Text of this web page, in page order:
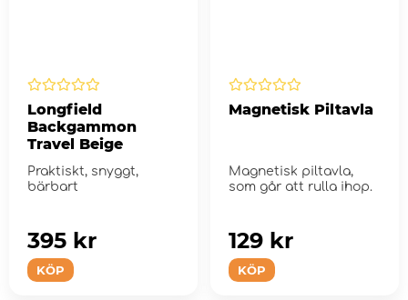
Longfield
Backgammon
Travel Beige
Praktiskt, snyggt,
bärbart
KÖP
395 kr
Magnetisk Piltavla
Magnetisk piltavla,
som går att rulla ihop.
KÖP
129 kr